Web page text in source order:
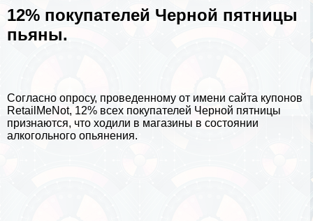
12% покупателей Черной пятницы
пьяны.
Согласно опросу, проведенному от имени сайта купонов
RetailMeNot, 12% всех покупателей Черной пятницы
признаются, что ходили в магазины в состоянии
алкогольного опьянения.